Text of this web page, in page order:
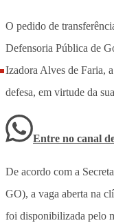
O pedido de
Defensoria Pública de
Izadora Alves de Faria,
defesa, em virtude da
Entre no canal
De acordo com a
GO), a vaga aberta na
foi disponibilizada pelo